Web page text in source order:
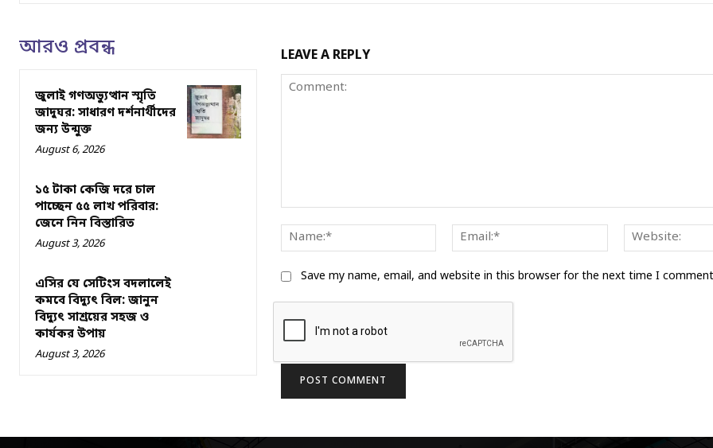
আরও প্রবন্ধ
জুলাই গণঅভ্যুত্থান স্মৃতি
জাদুঘর: সাধারণ দর্শনার্থীদের
জন্য উন্মুক্ত
August 6, 2026
১৫ টাকা কেজি দরে চাল
পাচ্ছেন ৫৫ লাখ পরিবার:
জেনে নিন বিস্তারিত
August 3, 2026
এসির যে সেটিংস বদলালেই
কমবে বিদ্যুৎ বিল: জানুন
বিদ্যুৎ সাশ্রয়ের সহজ ও
কার্যকর উপায়
August 3, 2026
LEAVE A REPLY
Name:*
Email:*
Save my name, email, and website in this browser for the next time I